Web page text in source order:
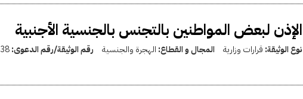
الإذن لبعض المواطنين بالتجنس بالجنسية الأجنبية
نوع الوثيقة: قرارات وزارية المجال و القطاع: الهجرة والجنسية رقم الوثيقة/رقم الدعوى: